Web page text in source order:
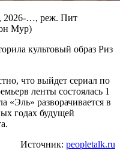
2026-…, реж. Пит
Мур)
культовый образ Риз
что выйдет сериал по
ленты состоялась 1
«Эль» разворачивается в
годах будущей
Источник: peopletalk.ru